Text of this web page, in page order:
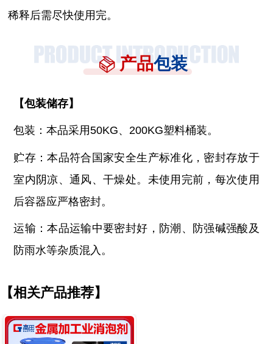
稀释后需尽快使用完。
产品包装
【包装储存】
包装：本品采用50KG、200KG塑料桶装。
贮存：本品符合国家安全生产标准化，密封存放于
室内阴凉、通风、干燥处。未使用完前，每次使用
后容器应严格密封。
运输：本品运输中要密封好，防潮、防强碱强酸及
防雨水等杂质混入。
【相关产品推荐】